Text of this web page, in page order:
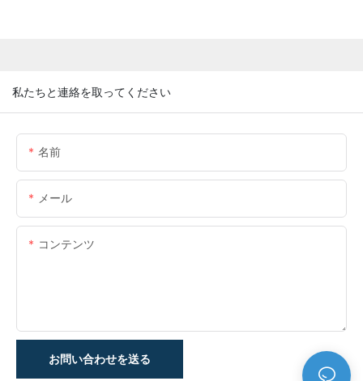
私たちと連絡を取ってください
名前
メール
コンテンツ
お問い合わせを送る